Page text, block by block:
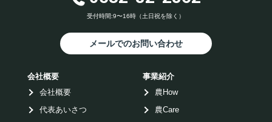
受付時間:9〜16時（土日祝を除く）
メールでのお問い合わせ
会社概要
会社概要
代表あいさつ
事業紹介
農How
農Care